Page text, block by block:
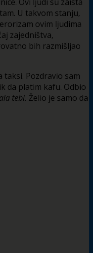
U takvom stanju,
ovim ljudima
zajedništva,
bih razmišljao
taksi. Pozdravio sam
da platim kafu. Odbio
tebi. Želio je samo da